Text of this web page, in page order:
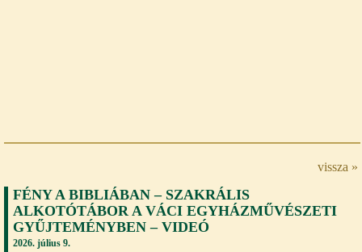
vissza »
FÉNY A BIBLIÁBAN – SZAKRÁLIS
ALKOTÓTÁBOR A VÁCI EGYHÁZMŰVÉSZETI
GYŰJTEMÉNYBEN – VIDEÓ
2026. július 9.